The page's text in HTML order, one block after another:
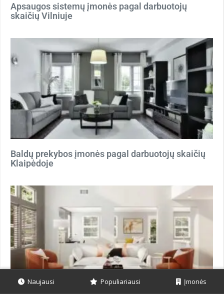
Apsaugos sistemų įmonės pagal darbuotojų
skaičių Vilniuje
Baldų prekybos įmonės pagal darbuotojų skaičių
Klaipėdoje
Naujausi Populiariausi Įmonės